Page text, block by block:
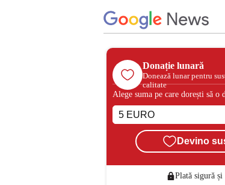
Donație lunară
Donează lunar pentru
calitate
Alege suma pe care dorești să o
Devino
Plată sigură și